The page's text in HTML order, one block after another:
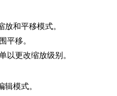
放和平移模式。
平移。
以更改缩放级别。
辑模式。